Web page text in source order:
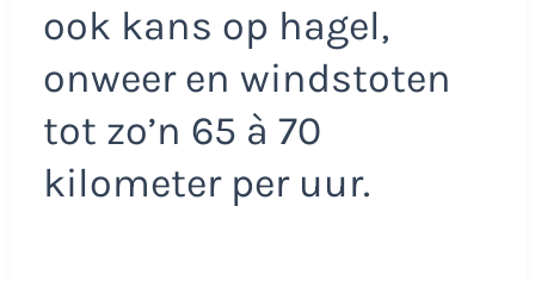
ook kans op hagel,
onweer en windstoten
tot zo’n 65 à 70
kilometer per uur.